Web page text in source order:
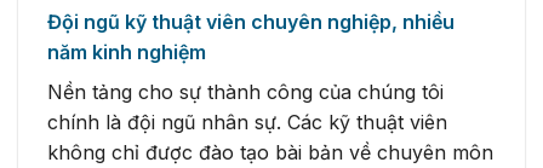
Đội ngũ kỹ thuật viên chuyên nghiệp, nhiều
năm kinh nghiệm
Nền tảng cho sự thành công của chúng tôi
chính là đội ngũ nhân sự. Các kỹ thuật viên
không chỉ được đào tạo bài bản về chuyên môn